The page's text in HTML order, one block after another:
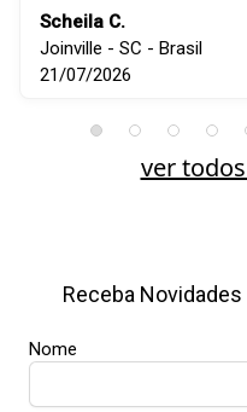
Scheila C.
Joinville - SC - Brasil
21/07/2026
ver
Receba
Nome